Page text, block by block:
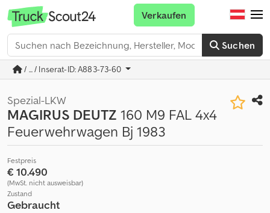
Suchen
Verkaufen
/ ... / Inserat-ID: A883-73-60
Spezial-LKW
MAGIRUS DEUTZ 160 M9 FAL 4x4
Feuerwehrwagen Bj 1983
Festpreis
€ 10.490
(MwSt. nicht ausweisbar)
Zustand
Gebraucht